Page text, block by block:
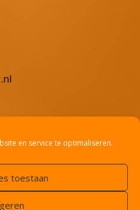
en service te optimaliseren.
toestaan